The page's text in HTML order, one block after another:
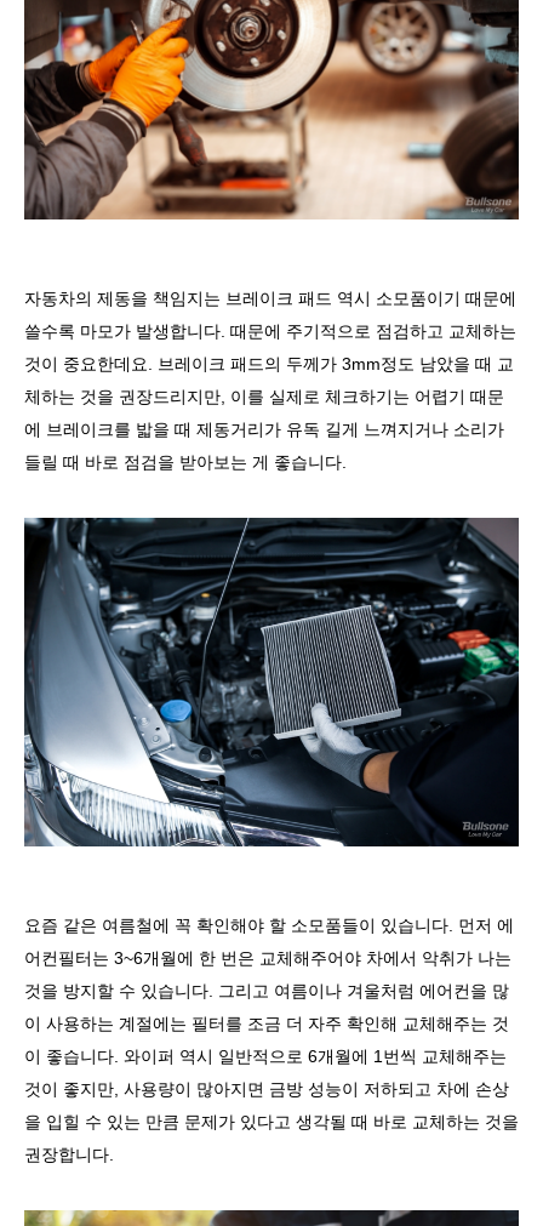
자동차의 제동을 책임지는 브레이크 패드 역시 소모품이기 때문에
쓸수록 마모가 발생합니다 때문에 주기적으로 점검하고 교체하는
것이 중요한데요
브레이크 패드의 두께가 3mm정도 남았을 때 교
체하는 것을 권장드리지만 이를 실제로 체크하기는 어렵기 때문
에 브레이크를 밟을 때 제동거리가 유독 길게 느껴지거나 소리가
들릴 때 바로 점검을 받아보는 게 좋습니다
요즘 같은 여름철에 꼭 확인해야 할 소모품들이 있습니다 먼저 에
어컨필터는 3~6개월에 한 번은 교체해주어야 차에서 악취가 나는
것을 방지할 수 있습니다
그리고 여름이나 겨울처럼 에어컨을 많
이 사용하는 계절에는 필터를 조금 더 자주 확인해 교체해주는 것
이 좋습니다 와이퍼 역시 일반적으로 6개월에 1 번씩 교체해주는
것이 좋지만 사용량이 많아지면 금방 성능이 저하되고 차에 손상
을 입힐 수 있는 만큼 문제가 있다고 생각될 때 바로 교체하는 것을
권장합니다